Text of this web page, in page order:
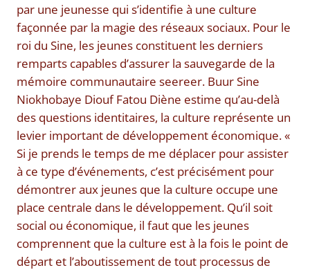
par une jeunesse qui s’identifie à une culture
façonnée par la magie des réseaux sociaux. Pour le
roi du Sine, les jeunes constituent les derniers
remparts capables d’assurer la sauvegarde de la
mémoire communautaire seereer. Buur Sine
Niokhobaye Diouf Fatou Diène estime qu’au-delà
des questions identitaires, la culture représente un
levier important de développement économique. «
Si je prends le temps de me déplacer pour assister
à ce type d’événements, c’est précisément pour
démontrer aux jeunes que la culture occupe une
place centrale dans le développement. Qu’il soit
social ou économique, il faut que les jeunes
comprennent que la culture est à la fois le point de
départ et l’aboutissement de tout processus de